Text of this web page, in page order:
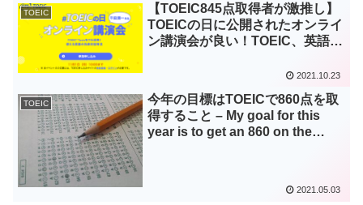
TOEIC
【TOEIC845点取得者が激推し】
TOEICの日に公開されたオンライ
ン講演会が良い！TOEIC、英語学
2021.10.23
TOEIC
今年の目標はTOEICで860点を取
得すること – My goal for this
year is to get an 860 on the
2021.05.03